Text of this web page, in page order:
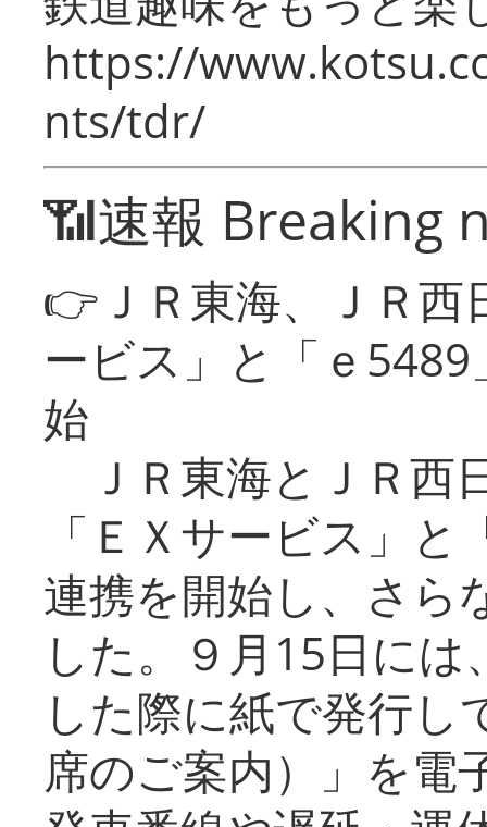
https://
nts/tdr/
📶速報 Breaking
👉ＪＲ東海、ＪＲ
ービス」と「ｅ
始
ＪＲ東海とＪＲ西
「ＥＸサービス」
連携を開始し、さら
した。９月15日に
した際に紙で発行し
席のご案内）」を電